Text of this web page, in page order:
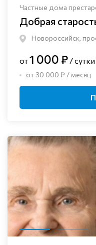
Частные дома
Добрая
Новороссийск,
от1 000 ₽ / сутки
от 30 000 ₽ / месяц